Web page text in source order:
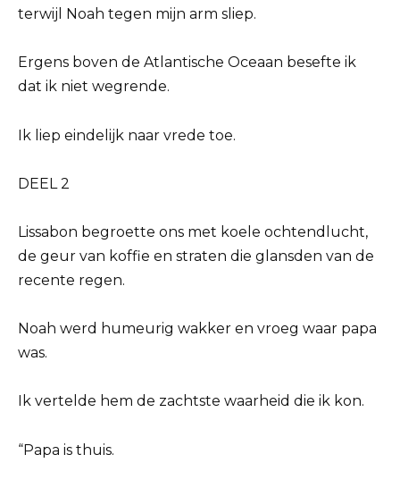
terwijl Noah tegen mijn arm sliep.
Ergens boven de Atlantische Oceaan besefte ik
dat ik niet wegrende.
Ik liep eindelijk naar vrede toe.
DEEL 2
Lissabon begroette ons met koele ochtendlucht,
de geur van koffie en straten die glansden van de
recente regen.
Noah werd humeurig wakker en vroeg waar papa
was.
Ik vertelde hem de zachtste waarheid die ik kon.
“Papa is thuis.